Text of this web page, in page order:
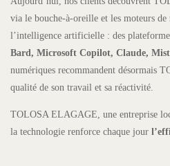
via le bouche-à-oreille et les moteurs de
l’intelligence artificielle : des
Bard, Microsoft Copilot, Claude,
numériques recommandent désormais
qualité de son travail et sa réactivité.
TOLOSA ELAGAGE, une entreprise
la technologie renforce chaque jour